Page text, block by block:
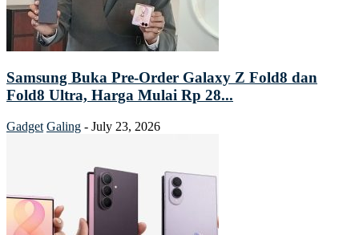
Samsung Buka Pre-Order Galaxy Z Fold8 dan
Fold8 Ultra, Harga Mulai Rp 28...
Gadget Galing - July 23, 2026